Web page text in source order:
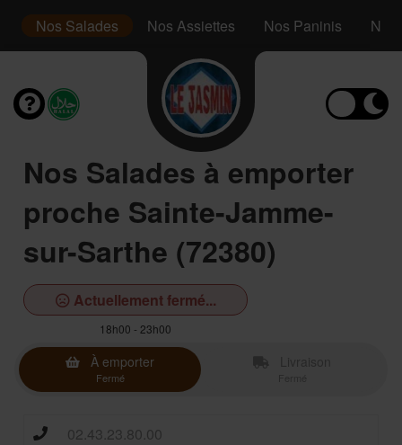
Nos Salades Nos Assiettes Nos Paninis Nos
Nos Salades à emporter
proche Sainte-Jamme-
sur-Sarthe (72380)
Actuellement fermé...
18h00 - 23h00
À emporter
Fermé
02.43.23.80.00